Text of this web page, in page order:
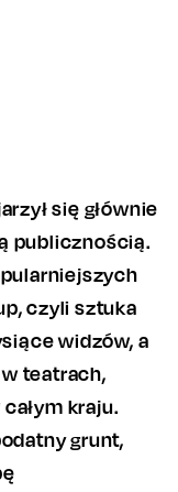
się głównie
publicznością.
czyli sztuka
widzów, a
teatrach,
kraju.
grunt,